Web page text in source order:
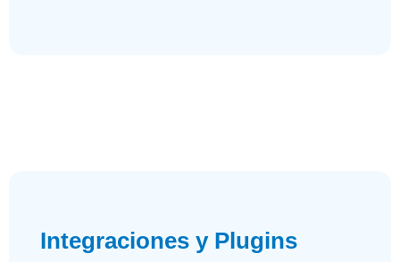
Integraciones y Plugins